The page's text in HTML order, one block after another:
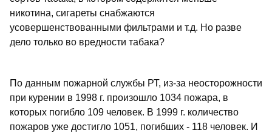
никотина, сигареты снабжаются
усовершенствованными фильтрами и т.д. Но разве
дело только во вредности табака?
По данным пожарной службы РТ, из-за неосторожности
при курении в 1998 г. произошло 1034 пожара, в
которых погибло 109 человек. В 1999 г. количество
пожаров уже достигло 1051, погибших - 118 человек. И